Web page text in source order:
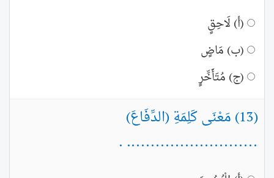
(أ) لَاحِقٍ
(ب) مَاضٍ
(ج) مُتَأَخِّرٍ
(13) مَعْنَى كَلِمَةِ (الدِّفَاعَ)
........................... .